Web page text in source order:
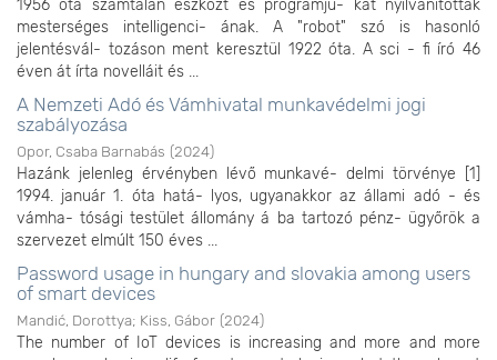
1956 óta számtalan eszközt és programju- kat nyilvánították
mesterséges intelligenci- ának. A "robot" szó is hasonló
jelentésvál- tozáson ment keresztül 1922 óta. A sci - fi író 46
éven át írta novelláit és ...
A Nemzeti Adó és Vámhivatal munkavédelmi jogi
szabályozása
Opor, Csaba Barnabás (2024)
Hazánk jelenleg érvényben lévő munkavé- delmi törvénye [1]
1994. január 1. óta hatá- lyos, ugyanakkor az állami adó - és
vámha- tósági testület állomány á ba tartozó pénz- ügyőrök a
szervezet elmúlt 150 éves ...
Password usage in hungary and slovakia among users
of smart devices
Mandić, Dorottya; Kiss, Gábor (2024)
The number of IoT devices is increasing and more and more